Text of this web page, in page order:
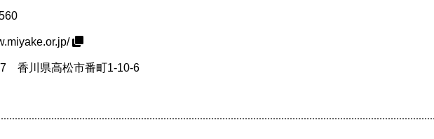
香川県高松市番町1-10-6